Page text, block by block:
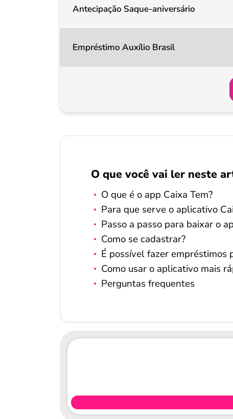
Antecipação Saque-aniversário
Empréstimo Auxílio Brasil
O que você vai ler neste
O que é o app Caixa Tem?
Para que serve o aplicativo
Passo a passo para baixar o
Como se cadastrar?
É possível fazer empréstimos
Como usar o aplicativo mais
Perguntas frequentes